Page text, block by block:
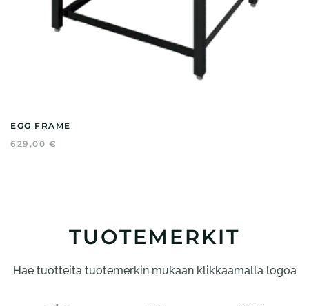
EGG FRAME
629,00 €
TUOTEMERKIT
Hae tuotteita tuotemerkin mukaan klikkaamalla logoa